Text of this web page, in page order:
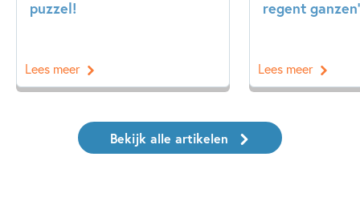
puzzel!
Lees meer
regent ganzen’
Lees meer
Bekijk alle artikelen